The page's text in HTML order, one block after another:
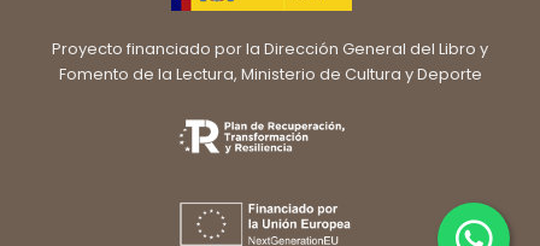
Proyecto financiado por la Dirección General del Libro y
Fomento de la Lectura, Ministerio de Cultura y Deporte